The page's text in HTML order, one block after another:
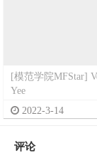
[模范学院MFStar]
Yee
2022-3-14
评论